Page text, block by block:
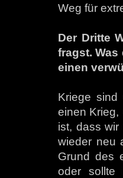
Weg für
Der Dritte
fragst.
einen
Kriege sind
einen Krieg,
ist, dass
wieder neu
Grund des
oder sollte